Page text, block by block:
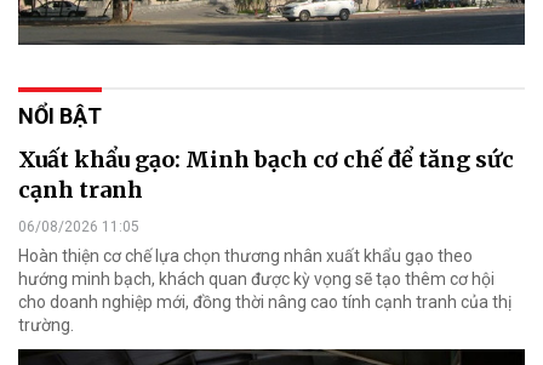
NỔI BẬT
Xuất khẩu gạo: Minh bạch cơ chế để tăng sức
cạnh tranh
06/08/2026 11:05
Hoàn thiện cơ chế lựa chọn thương nhân xuất khẩu gạo theo
hướng minh bạch, khách quan được kỳ vọng sẽ tạo thêm cơ hội
cho doanh nghiệp mới, đồng thời nâng cao tính cạnh tranh của thị
trường.